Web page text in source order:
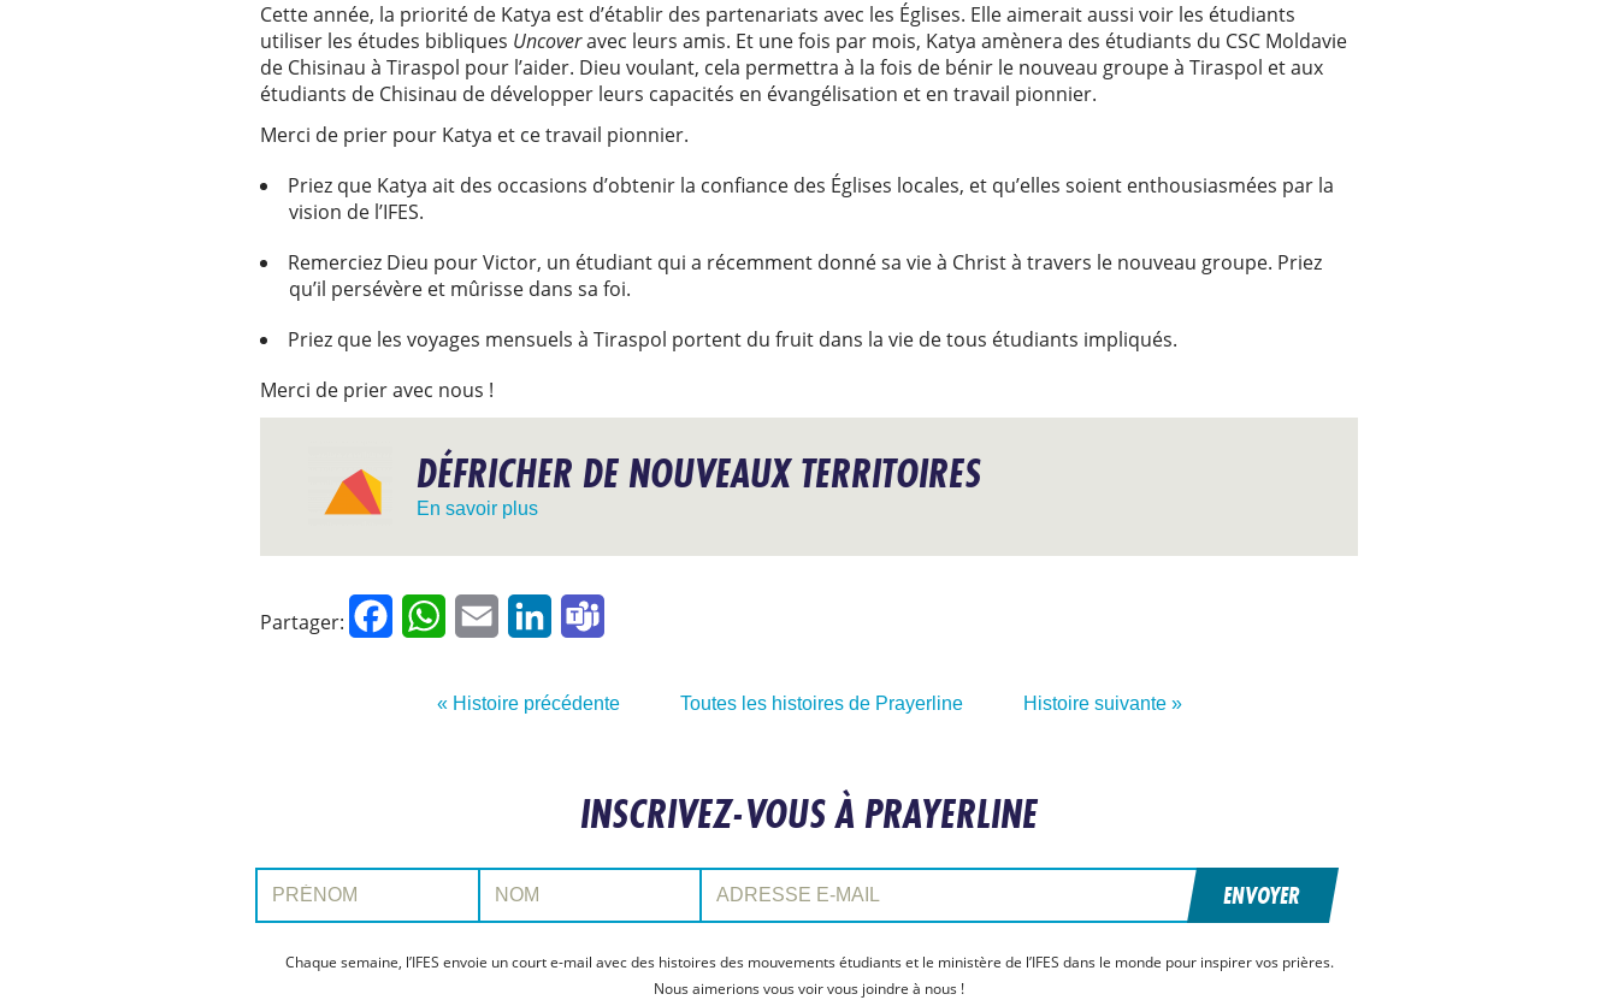
Cette année, la priorité de Katya est d’établir des partenariats avec les Églises. Elle aimerait aussi voir les étudiants
utiliser les études bibliques Uncoveravec leurs amis. Et une fois par mois, Katya amènera des étudiants du CSC Moldavie
de Chisinau à Tiraspol pour l’aider. Dieu voulant, cela permettra à la fois de bénir le nouveau groupe à Tiraspol et aux
étudiants de Chisinau de développer leurs capacités en évangélisation et en travail pionnier.
Merci de prier pour Katya et ce travail pionnier.
Priez que Katya ait des occasions d’obtenir la confiance des Églises locales, et qu’elles soient enthousiasmées par la
vision de l’IFES.
Remerciez Dieu pour Victor, un étudiant qui a récemment donné sa vie à Christ à travers le nouveau groupe. Priez
qu’il persévère et mûrisse dans sa foi.
Priez que les voyages mensuels à Tiraspol portent du fruit dans la vie de tous étudiants impliqués.
Merci de prier avec nous !
DÉFRICHER DE NOUVEAUX TERRITOIRES
En savoir plus
Partager: FacebookWhatsApp
Email LinkedIn
« Histoire précédente Toutes les histoires de Prayerline Histoire suivante »
INSCRIVEZ-VOUS À PRAYERLINE
Prénom: Nom: Adresse e-mail:
ENVOYER
Chaque semaine, l’IFES envoie un court e-mail avec des histoires des mouvements étudiants et le ministère de l’IFES dans le monde pour inspirer vos prières.
Nous aimerions vous voir vous joindre à nous !